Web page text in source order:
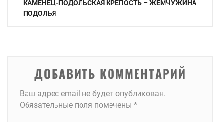
КАМЕНЕЦ-ПОДОЛЬСКАЯ КРЕПОСТЬ – ЖЕМЧУЖИНА
ПОДОЛЬЯ
ДОБАВИТЬ КОММЕНТАРИЙ
Ваш адрес email не будет опубликован.
Обязательные поля помечены *